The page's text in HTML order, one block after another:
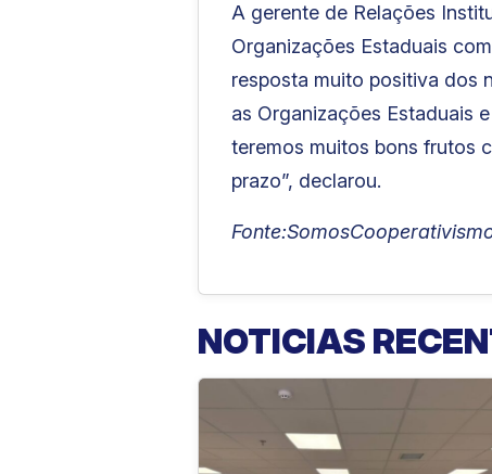
A gerente de Relações
Organizações Estaduais
resposta muito positiva dos
as Organizações Estaduais
teremos muitos bons frutos
prazo”, declarou.
NOTICIAS